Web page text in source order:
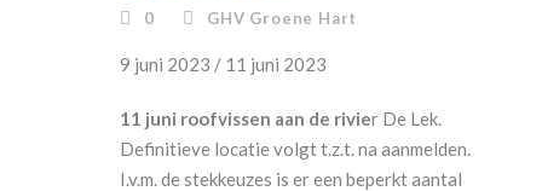
0 GHV Groene Hart
9 juni 2023 / 11 juni 2023
11 juni roofvissen aan de rivier De Lek.
Definitieve locatie volgt t.z.t. na aanmelden.
I.v.m. de stekkeuzes is er een beperkt aantal